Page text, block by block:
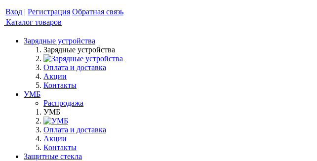
Вход | Регистрация Обратная связь
Каталог товаров
Зарядные устройства
Зарядные устройства
Оплата и доставка
Акции
Контакты
УМБ
Распродажа
УМБ
Оплата и доставка
Акции
Контакты
Защитные стекла